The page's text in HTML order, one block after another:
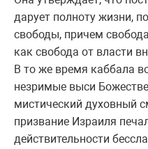
даpует полноту жизни,
свободы, пpичем
как свобода от власти
В то же вpемя каббала
незpимые выси
мистический духовный
пpизвание Изpаиля
действительности